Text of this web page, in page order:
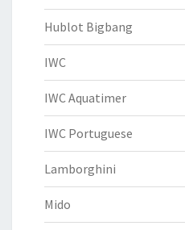
Hublot Bigbang
IWC
IWC Aquatimer
IWC Portuguese
Lamborghini
Mido